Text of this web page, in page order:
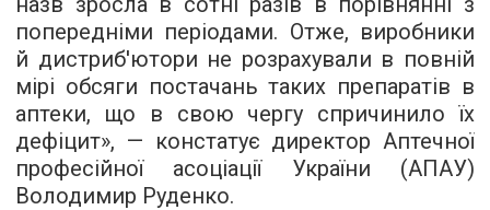
попередніми періодами. Отже, виробники
й дистриб'ютори не розрахували в повній
мірі обсяги постачань таких препаратів в
аптеки, що в свою чергу спричинило їх
дефіцит», — констатує директор Аптечної
професійної асоціації України (АПАУ)
Володимир Руденко.